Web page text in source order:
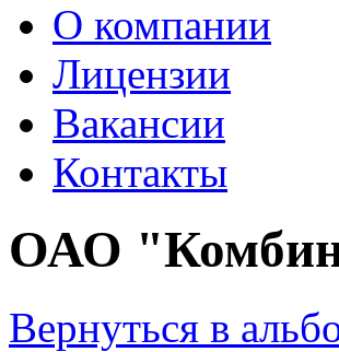
О компании
Лицензии
Вакансии
Контакты
ОАО
Вернуться в